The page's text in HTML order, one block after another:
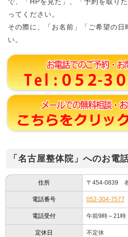
ってください。
その際に、「お名前」「ご希望の日
い。
「名古屋整体院」へのお電
住所 〒454-0839
電話番号 052-304-7577
電話受付 午前9時～21時
定休日 不定休